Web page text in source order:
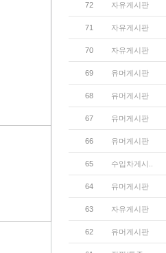
72 자유게시판
71 자유게시판
70 자유게시판
69 유머게시판
68 유머게시판
67 유머게시판
66 유머게시판
65 수입차게시..
64 유머게시판
63 자유게시판
62 유머게시판